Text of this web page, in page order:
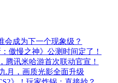
会成为下一个现象级？
傲慢之神》公测时间定了！
腾讯米哈游首次联动官宣！
月，画质光影全面升级